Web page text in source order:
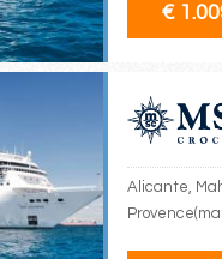
€
Alicante,